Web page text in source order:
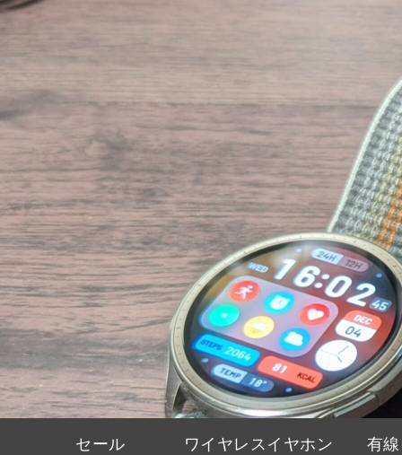
セール ワイヤレスイヤホン 有